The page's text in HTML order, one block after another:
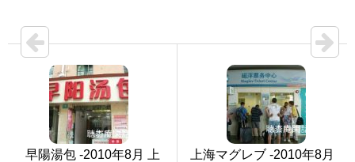
早陽湯包 -2010年8月 上
上海マグレブ -2010年8月